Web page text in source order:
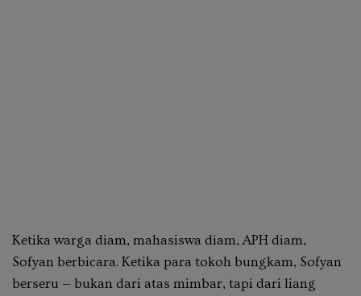
Ketika warga diam, mahasiswa diam, APH diam,
Sofyan berbicara. Ketika para tokoh bungkam, Sofyan
berseru — bukan dari atas mimbar, tapi dari liang